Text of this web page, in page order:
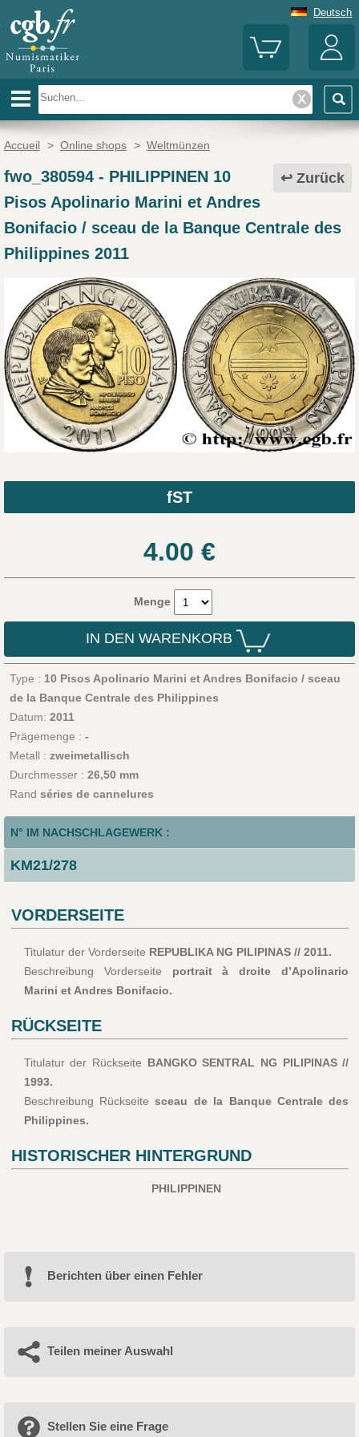
Deutsch
Accueil > Online shops > Weltmünzen
Zurück
fwo_380594- PHILIPPINEN 10
Pisos Apolinario Marini et Andres
Bonifacio / sceau de la Banque Centrale des
Philippines 2011
fST
4.00 €
Menge
IN DEN WARENKORB
Type : 10 Pisos Apolinario Marini et Andres Bonifacio / sceau
de la Banque Centrale des Philippines
Datum: 2011
Prägemenge : -
Metall : zweimetallisch
Durchmesser : 26,50 mm
Rand séries de cannelures
N° IM NACHSCHLAGEWERK :
KM21/278
VORDERSEITE
Titulatur der Vorderseite REPUBLIKA NG PILIPINAS // 2011.
Beschreibung Vorderseite portrait à droite d’Apolinario
Marini et Andres Bonifacio.
RÜCKSEITE
Titulatur der Rückseite BANGKO SENTRAL NG PILIPINAS //
1993.
Beschreibung Rückseitesceau de la Banque Centrale des
Philippines.
HISTORISCHER HINTERGRUND
PHILIPPINEN
Berichten über einen Fehler
Teilen meiner Auswahl
Stellen Sie eine Frage